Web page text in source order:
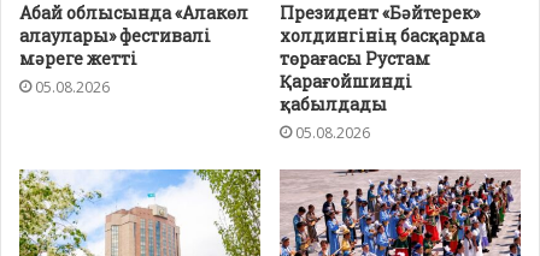
Абай облысында «Алакөл
алаулары» фестивалі
мәреге жетті
05.08.2026
Президент «Бәйтерек»
холдингінің басқарма
төрағасы Рустам
Қарағойшинді
қабылдады
05.08.2026